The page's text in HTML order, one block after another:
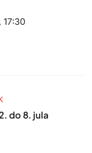
17:30
do 8. jula